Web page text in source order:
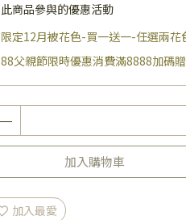
此商品參與的優惠活動
限定12月被花色-買一送一-任選兩花
88父親節限時優惠消費滿8888加碼
加入購物車
加入最愛